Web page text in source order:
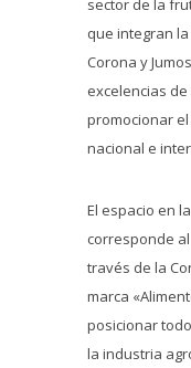
que integran
Corona y
excelencias
promocionar
nacional e
El espacio en
corresponde
través de la
marca
posicionar
la industria